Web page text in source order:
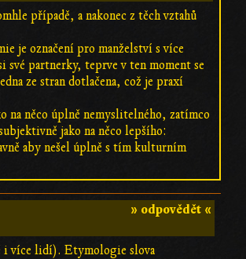
případě, a nakonec z těch vztahů
je označení pro manželství s více
partnerky, teprve v ten moment se
ze stran dotlačena, což je praxí
na něco úplně nemyslitelného, zatímco
jako na něco lepšího:
aby nešel úplně s tím kulturním
» odpovědět «
i více lidí). Etymologie slova